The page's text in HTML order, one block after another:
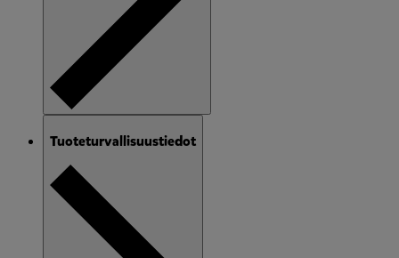
Tuoteturvallisuustiedot